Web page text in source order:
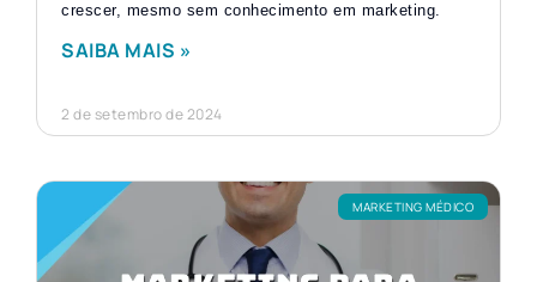
crescer, mesmo sem conhecimento em marketing.
SAIBA MAIS »
2 de setembro de 2024
MARKETING MÉDICO